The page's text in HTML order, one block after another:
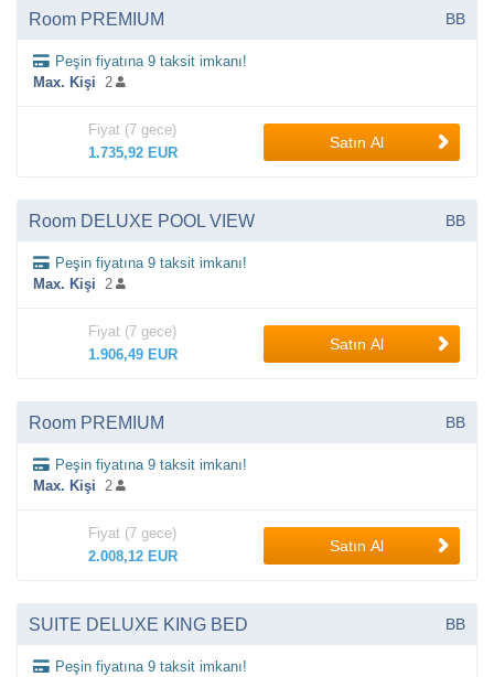
Room PREMIUM BB
Peşin fiyatına 9 taksit imkanı!
Max. Kişi 2
Fiyat (7 gece)
1.735,92 EUR
Satın Al
Room DELUXE POOL VIEW BB
Peşin fiyatına 9 taksit imkanı!
Max. Kişi 2
Fiyat (7 gece)
1.906,49 EUR
Satın Al
Room PREMIUM BB
Peşin fiyatına 9 taksit imkanı!
Max. Kişi 2
Fiyat (7 gece)
2.008,12 EUR
Satın Al
SUITE DELUXE KING BED BB
Peşin fiyatına 9 taksit imkanı!